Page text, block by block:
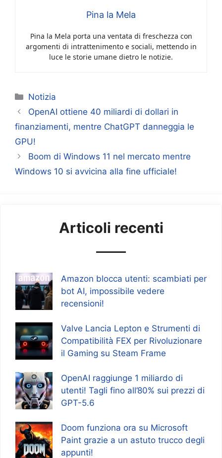
Pina la Mela
Pina la Mela porta una ventata di freschezza con
argomenti di intrattenimento e sociali, mettendo in
luce le storie umane dietro le notizie.
Categorie
Notizia
OpenAI ottiene 40 miliardi di dollari in
finanziamenti, mentre ChatGPT danneggia le
GPU!
Boom di Windows 11 nel mercato mentre
Windows 10 si avvicina alla fine ufficiale!
Articoli recenti
Amazon blocca utenti: scambiati per
bot AI, impossibile vedere
recensioni!
Valve Lancia Lepton e Strumenti di
Compatibilità FEX per Rivoluzionare
il Gaming su Steam Frame
OpenAI raggiunge 1 miliardo di
utenti! Tagli fino all’80% sui prezzi di
GPT-5.6
Doom funziona ora su Microsoft
Paint grazie a un astuto trucco degli
appunti!